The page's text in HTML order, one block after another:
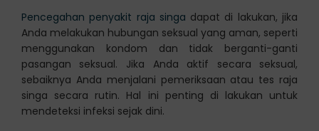
Pencegahan penyakit raja singa dapat di lakukan, jika
Anda melakukan hubungan seksual yang aman, seperti
menggunakan kondom dan tidak berganti-ganti
pasangan seksual. Jika Anda aktif secara seksual,
sebaiknya Anda menjalani pemeriksaan atau tes raja
singa secara rutin. Hal ini penting di lakukan untuk
mendeteksi infeksi sejak dini.